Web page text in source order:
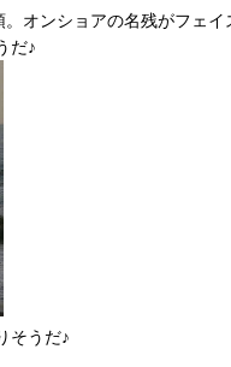
オンショアの名残がフェ
だ♪
そうだ♪